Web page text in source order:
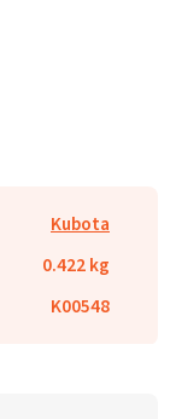
Kubota
0.422 kg
K00548